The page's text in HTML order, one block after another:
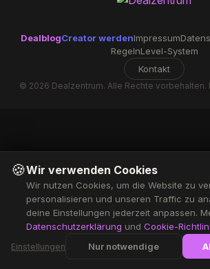
DealblogCreator werdenImpressum
RegelnLevel-System
Kontakt
© 2026 Dealzentrum. Alle Rechte vorbehalten.
🍪Wir verwenden Cookies
Wir nutzen Cookies, um die Website zu
personalisieren und unseren Traffic zu
deine Einstellungen jederzeit anpassen.
Datenschutzerklärung und Cookie-
Einstellungen Nur notwendige